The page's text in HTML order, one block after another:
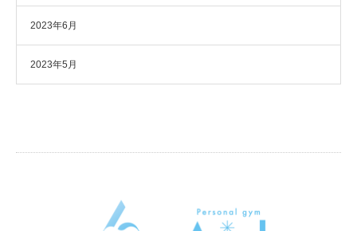
2023年6月
2023年5月